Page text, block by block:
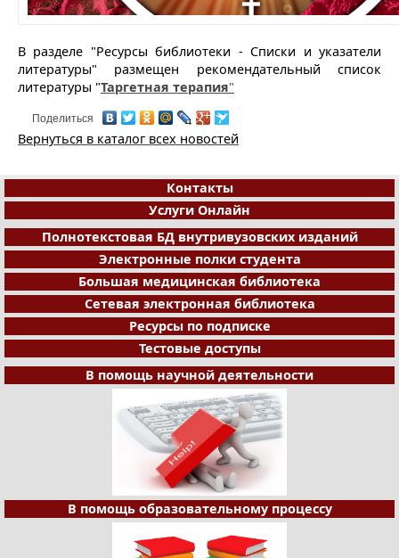
В разделе "Ресурсы библиотеки - Списки и указатели
литературы" размещен рекомендательный список
литературы "Таргетная терапия"
Поделиться
Вернуться в каталог всех новостей
Контакты
Услуги Онлайн
Полнотекстовая БД внутривузовских изданий
Электронные полки студента
Большая медицинская библиотека
Сетевая электронная библиотека
Ресурсы по подписке
Тестовые доступы
В помощь научной деятельности
В помощь образовательному процессу